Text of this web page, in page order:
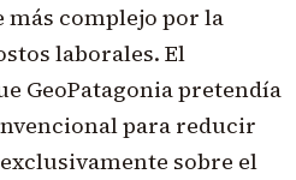
más complejo por la
laborales. El
GeoPatagonia pretendía
para reducir
sobre el